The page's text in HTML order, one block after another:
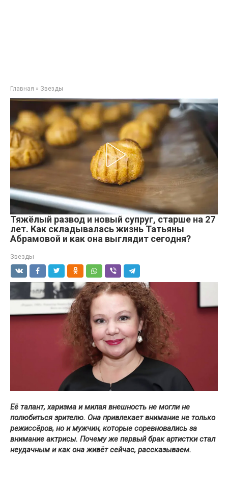
Главная » Звезды
Тяжёлый развод и новый супруг, старше на 27
лет. Как складывалась жизнь Татьяны
Абрамовой и как она выглядит сегодня?
Звезды
Её талант, харизма и милая внешность не могли не
полюбиться зрителю. Она привлекает внимание не только
режиссёров, но и мужчин, которые соревновались за
внимание актрисы. Почему же первый брак артистки стал
неудачным и как она живёт сейчас, рассказываем.